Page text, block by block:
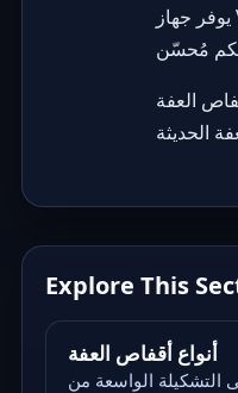
يوفر جهاز Veru One أيضًا مراقبة
العفة
الحديثة
Explore This
أنواع أقفاص العفة
التشكيلة الواسعة من